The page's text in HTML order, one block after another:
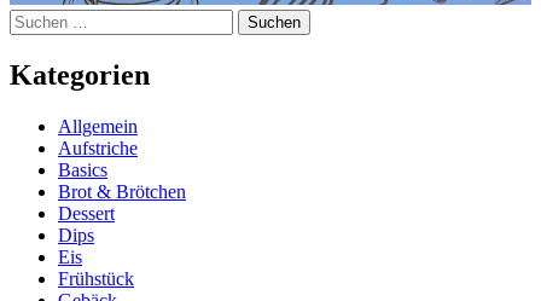
Suchen
nach:
Kategorien
Allgemein
Aufstriche
Basics
Brot & Brötchen
Dessert
Dips
Eis
Frühstück